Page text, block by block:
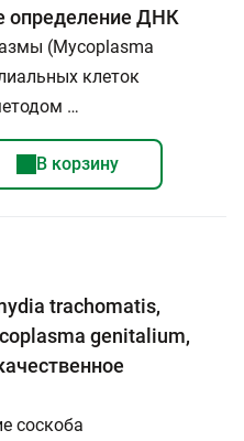
определение ДНК
(Mycoplasma
клеток
…
В корзину
trachomatis,
genitalium,
соскоба